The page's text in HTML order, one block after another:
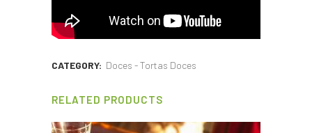
CATEGORY: Doces - Tortas Doces
RELATED PRODUCTS